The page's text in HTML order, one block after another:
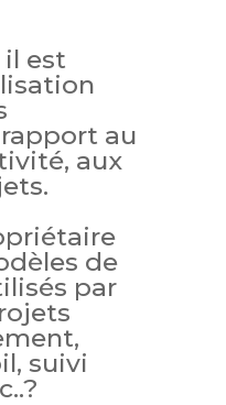
est
au
aux
de
par
suivi